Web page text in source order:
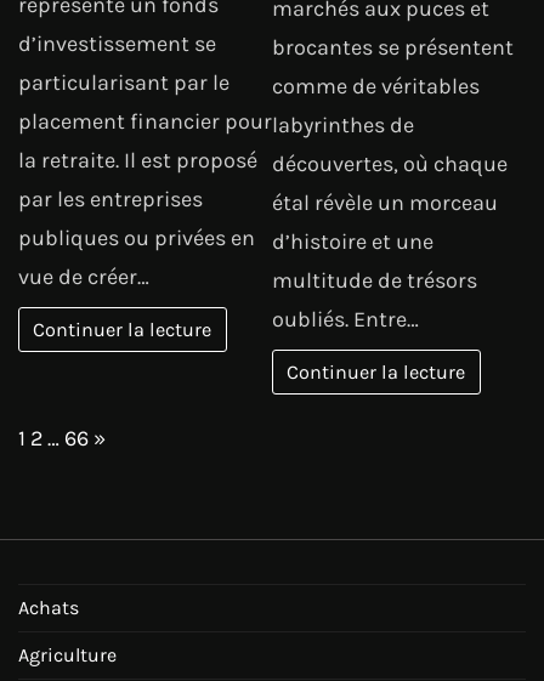
d’investissement se
particularisant par le
placement financier pour
la retraite. Il est proposé
par les entreprises
publiques ou privées en
vue de créer…
Continuer la lecture
marchés aux puces et
brocantes se présentent
comme de véritables
labyrinthes de
découvertes, où chaque
étal révèle un morceau
d’histoire et une
multitude de trésors
oubliés. Entre…
Continuer la lecture
Page:
1 2… 66 Next
»
Achats
Agriculture